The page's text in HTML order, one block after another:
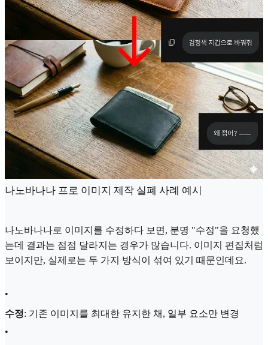
나노바나나 프로 이미지 제작 실폐 사례 예시
나노바나나로 이미지를 수정하다 보면, 분명 "수정"을 요청했
는데 결과는 점점 달라지는 경우가 많습니다. 이미지 편집처럼
보이지만, 실제로는 두 가지 방식이 섞여 있기 때문인데요.
•
수정: 기존 이미지를 최대한 유지한 채, 일부 요소만 변경
•